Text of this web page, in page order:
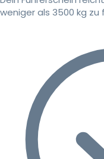
weniger als 3500 kg zu